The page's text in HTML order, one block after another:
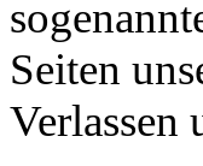
Seiten
Verlassen